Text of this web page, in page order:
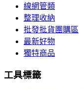
線網管類
整理收納
批發批貨團購區
最新好物
獨特商品
工具標籤